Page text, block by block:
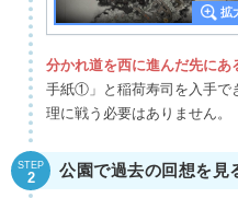
分かれ道を西に進んだ先にあ
手紙①」と稲荷寿司を入手で
理に戦う必要はありません。
STEP
2 公園で過去の回想を見